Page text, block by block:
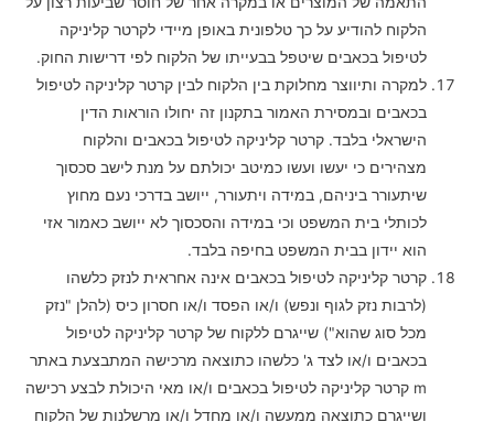
הלקוח להודיע על כך טלפונית באופן מיידי לקרטר קליניקה
לטיפול בכאבים שיטפל בבעייתו של הלקוח לפי דרישות החוק.
למקרה ותיווצר מחלוקת בין הלקוח לבין קרטר קליניקה לטיפול
בכאבים ובמסירת האמור בתקנון זה יחולו הוראות הדין
הישראלי בלבד. קרטר קליניקה לטיפול בכאבים והלקוח
מצהירים כי יעשו ועשו כמיטב יכולתם על מנת לישב סכסוך
שיתעורר ביניהם, במידה ויתעורר, ייושב בדרכי נעם מחוץ
לכותלי בית המשפט וכי במידה והסכסוך לא ייושב כאמור אזי
הוא יידון בבית המשפט בחיפה בלבד.
קרטר קליניקה לטיפול בכאבים אינה אחראית לנזק כלשהו
(לרבות נזק לגוף ונפש) ו/או הפסד ו/או חסרון כיס (להלן "נזק
מכל סוג שהוא") שייגרם ללקוח של קרטר קליניקה לטיפול
בכאבים ו/או לצד ג' כלשהו כתוצאה מרכישה המתבצעת באתר
m קרטר קליניקה לטיפול בכאבים ו/או מאי היכולת לבצע רכישה
ושייגרם כתוצאה ממעשה ו/או מחדל ו/או מרשלנות של הלקוח